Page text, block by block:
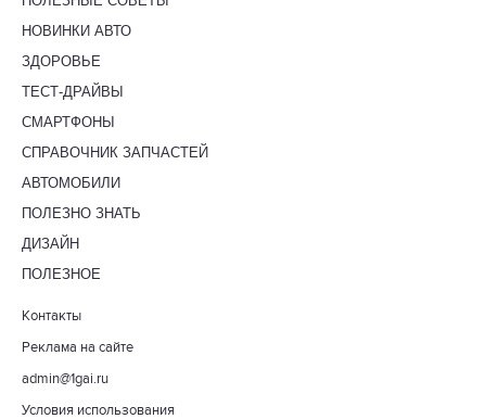
НОВИНКИ АВТО
ЗДОРОВЬЕ
ТЕСТ-ДРАЙВЫ
СМАРТФОНЫ
СПРАВОЧНИК ЗАПЧАСТЕЙ
АВТОМОБИЛИ
ПОЛЕЗНО ЗНАТЬ
ДИЗАЙН
ПОЛЕЗНОЕ
Контакты
Реклама на сайте
admin@1gai.ru
Условия использования